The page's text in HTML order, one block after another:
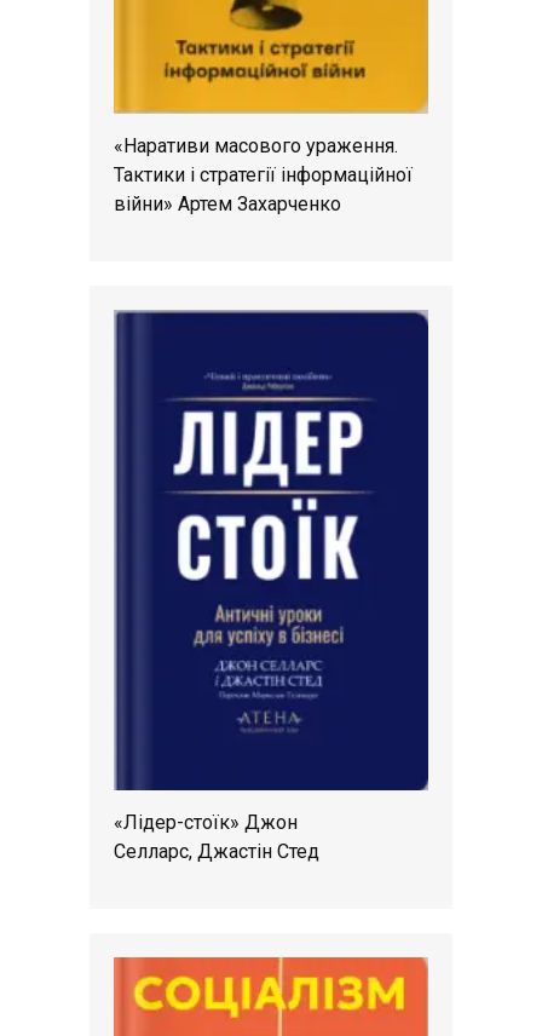
«Наративи масового ураження.
Тактики і стратегії інформаційної
війни» Артем Захарченко
«Лідер-стоїк» Джон
Селларс, Джастін Стед